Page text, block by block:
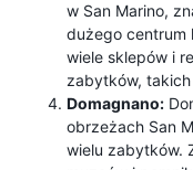
w San Marino,
dużego centrum
wiele sklepów i
zabytków,
Domagnano:
obrzeżach San
wielu zabytków.